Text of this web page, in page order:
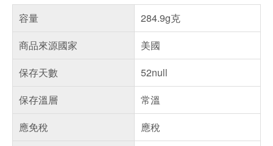
容量
284.9g克
商品來源國家
美國
保存天數
52null
保存溫層
常溫
應免稅
應稅